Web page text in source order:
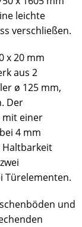
leichte
verschließen.
x 20 mm
aus 2
ø 125 mm,
Der
mit einer
4 mm
Türelementen.
und